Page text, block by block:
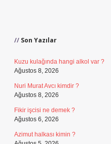
Son Yazılar
Kuzu kulağında hangi alkol var ?
Ağustos 8, 2026
Nuri Murat Avcı kimdir ?
Ağustos 8, 2026
Fikir işcisi ne demek ?
Ağustos 6, 2026
Azimut halkası kimin ?